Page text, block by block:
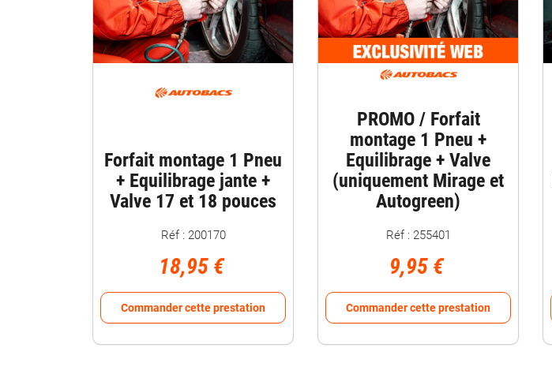
Forfait montage 1 Pneu
+ Equilibrage jante +
Valve 17 et 18 pouces
Réf : 200170
18,95 €
Commander cette prestation
PROMO / Forfait
montage 1 Pneu +
Equilibrage + Valve
(uniquement Mirage et
Autogreen)
Réf : 255401
9,95 €
Commander cette prestation